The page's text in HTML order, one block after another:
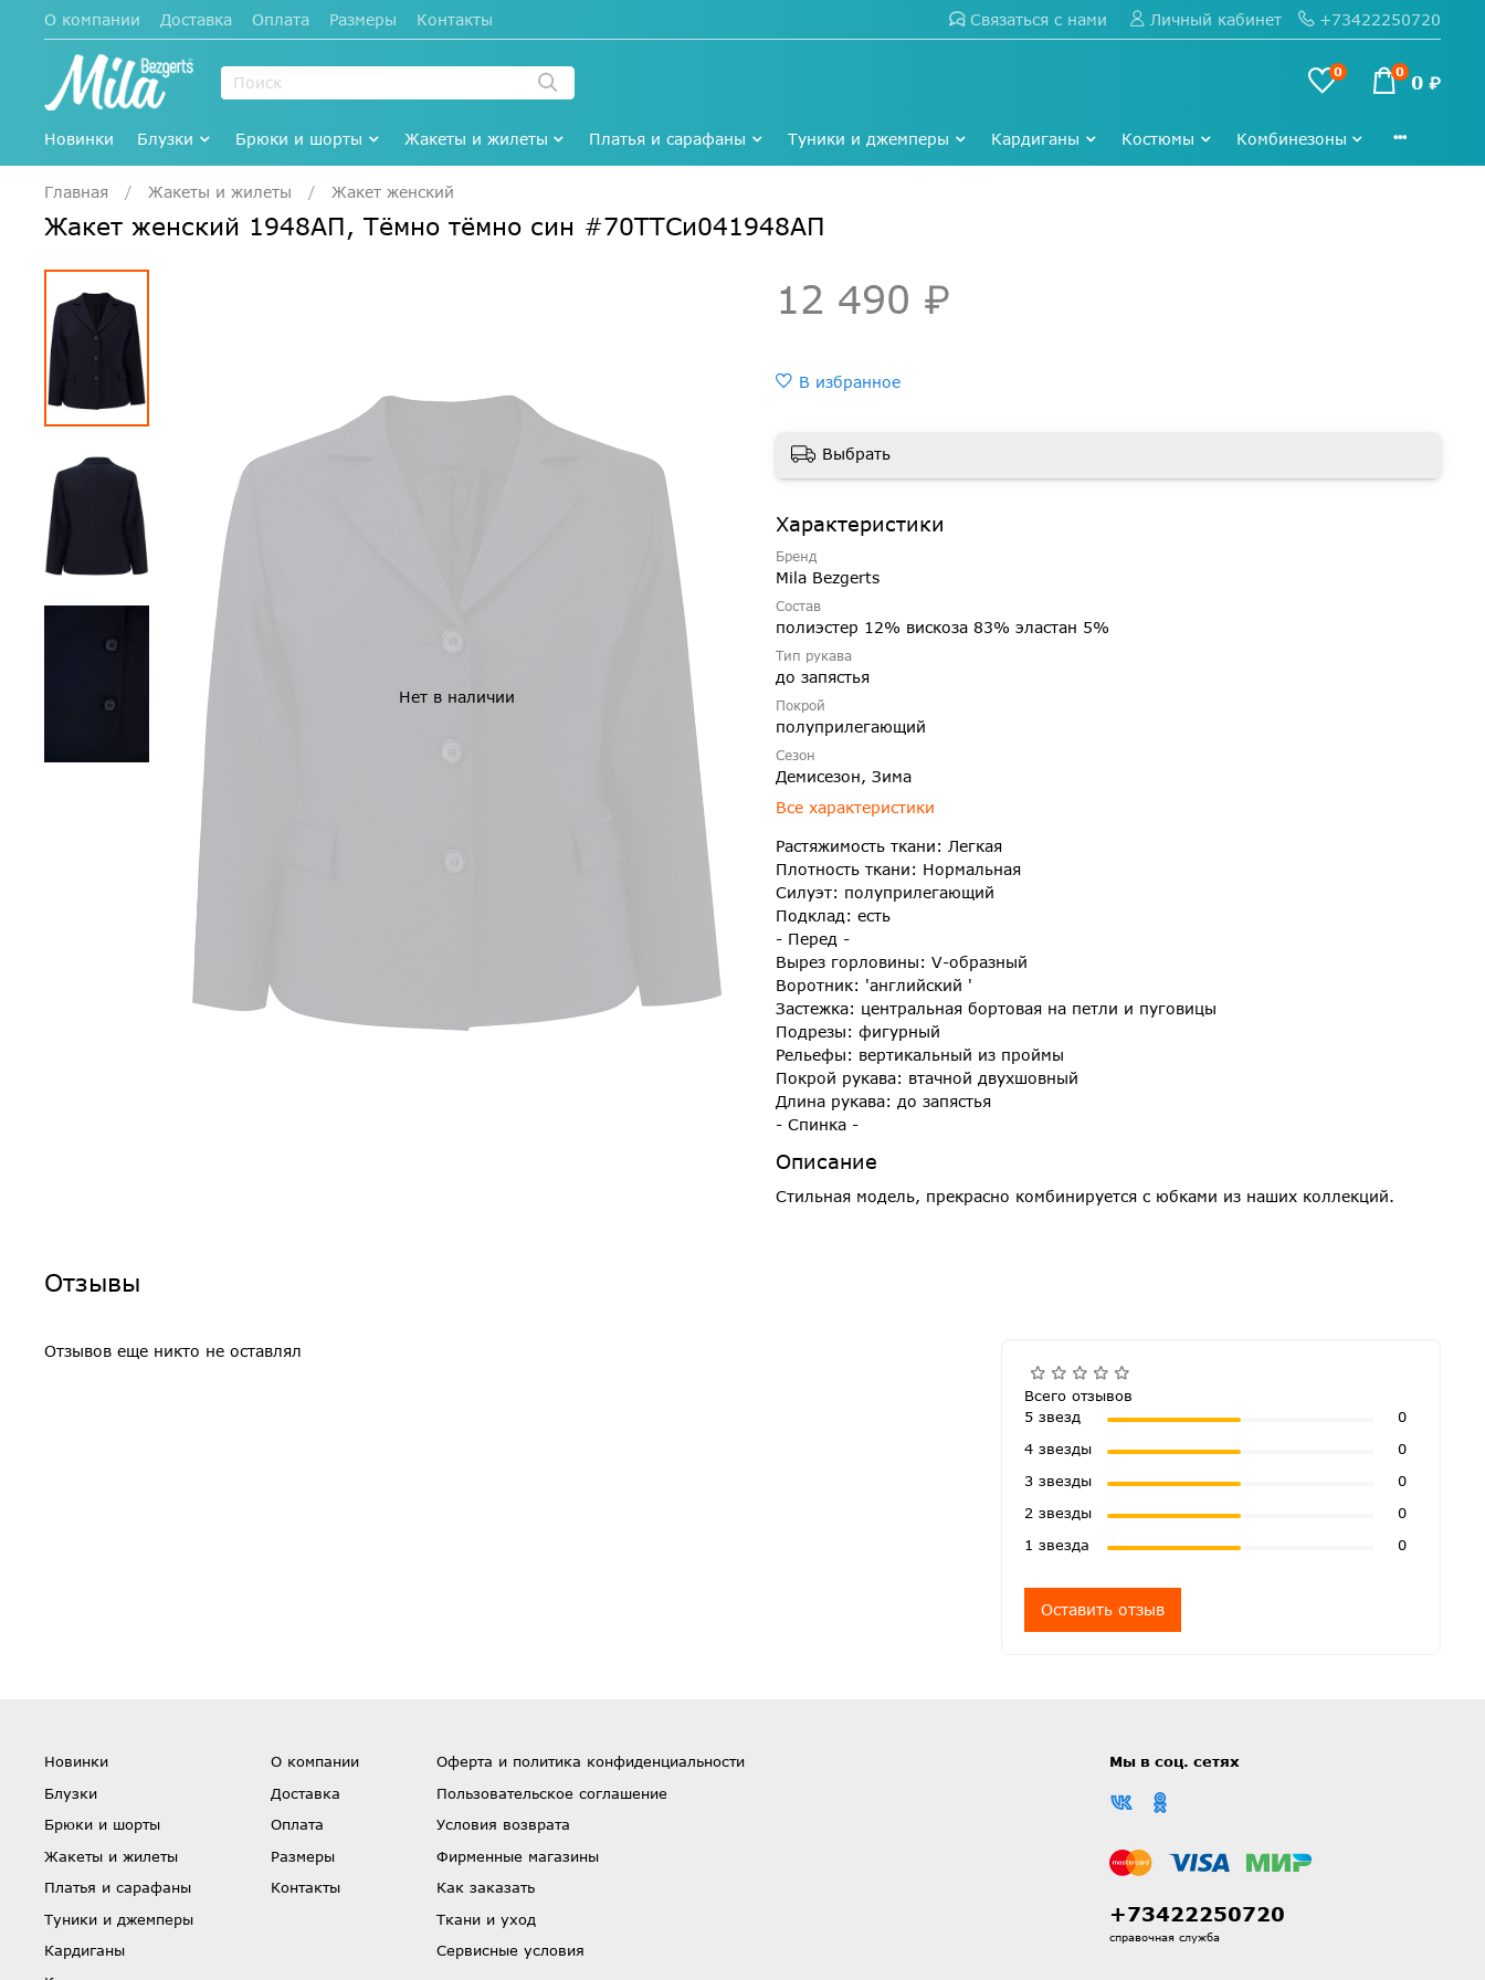
О компании Доставка Оплата Размеры Контакты Связаться с нами Личный кабинет +73422250720
0 0 0 ₽
Новинки Блузки Брюки и шорты Жакеты и жилеты Платья и сарафаны Туники и джемперы Кардиганы Костюмы Комбинезоны
Главная Жакеты и жилеты Жакет женский
Жакет женский 1948АП, Тёмно тёмно син #70ТТСи041948АП
Нет в наличии
12 490 ₽
В избранное
Выбрать
Характеристики
Бренд
Mila Bezgerts
Состав
полиэстер 12% вискоза 83% эластан 5%
Тип рукава
до запястья
Покрой
полуприлегающий
Сезон
Демисезон, Зима
Все характеристики
Растяжимость ткани: Легкая
Плотность ткани: Нормальная
Силуэт: полуприлегающий
Подклад: есть
- Перед -
Вырез горловины: V-образный
Воротник: 'английский '
Застежка: центральная бортовая на петли и пуговицы
Подрезы: фигурный
Рельефы: вертикальный из проймы
Покрой рукава: втачной двухшовный
Длина рукава: до запястья
- Спинка -
Описание
Стильная модель, прекрасно комбинируется с юбками из наших коллекций.
Отзывы
Отзывов еще никто не оставлял
Всего отзывов
5 звезд
0
4 звезды
0
3 звезды
0
2 звезды
0
1 звезда
0
Оставить отзыв
Новинки
Блузки
Брюки и шорты
Жакеты и жилеты
Платья и сарафаны
Туники и джемперы
Кардиганы
О компании
Доставка
Оплата
Размеры
Контакты
Оферта и политика конфиденциальности
Пользовательское соглашение
Условия возврата
Фирменные магазины
Как заказать
Ткани и уход
Сервисные условия
Мы в соц. сетях
+73422250720
справочная служба